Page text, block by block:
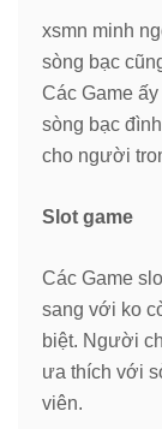
xsmn minh
sòng bạc
Các Game
sòng bạc
cho người
Slot game
Các Game
sang với ko
biệt. Người
ưa thích với
viên.